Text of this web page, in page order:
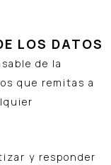
LOS DATOS
de la
que remitas a
y responder